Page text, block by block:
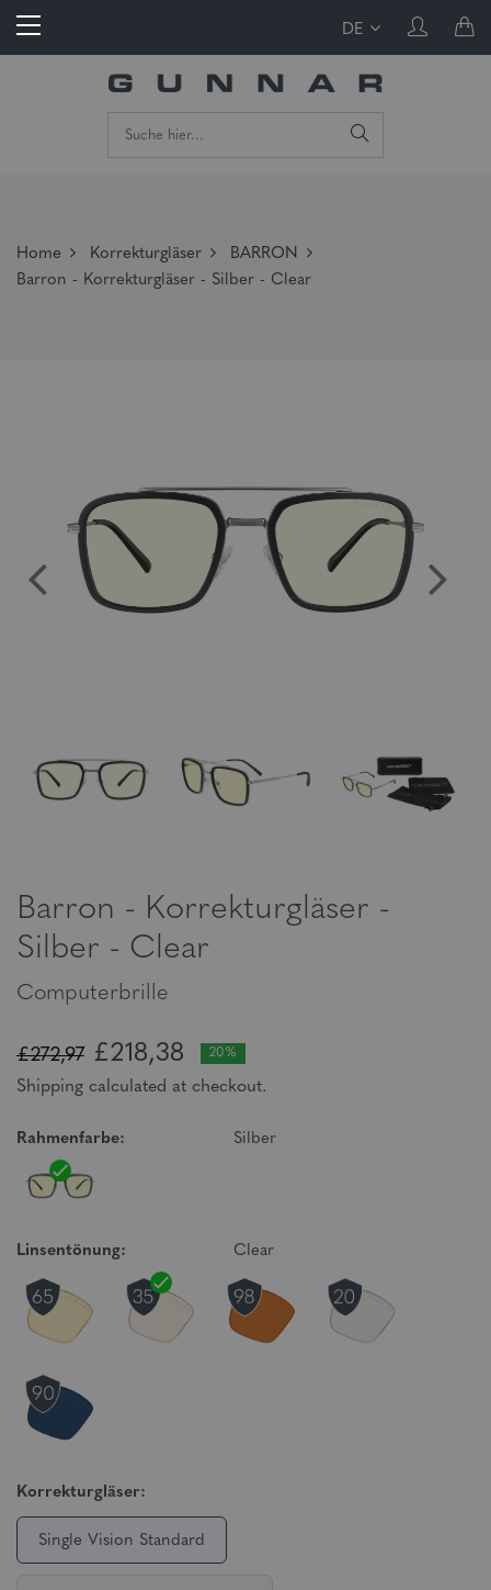
DE
Home Korrekturgläser
BARRON
Barron - Korrekturgläser - Silber - Clear
Barron - Korrekturgläser -
Silber - Clear
Computerbrille
£272,97 £218,38 20%
Shipping calculated at checkout.
Rahmenfarbe: Silber
Linsentönung: Clear
Korrekturgläser:
Single Vision Standard